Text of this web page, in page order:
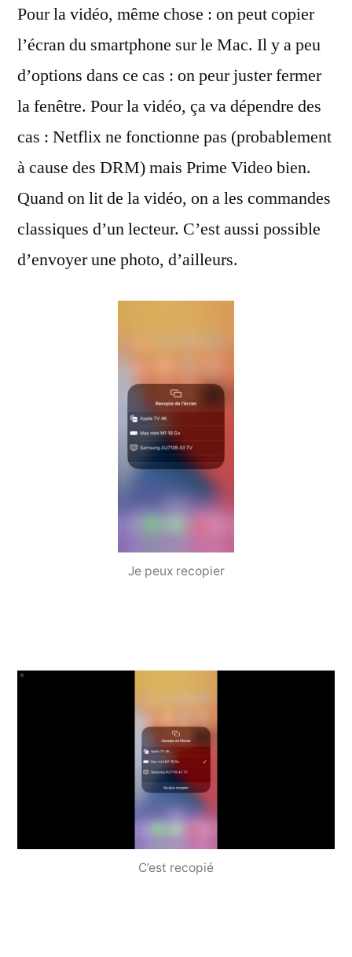
Pour la vidéo, même chose : on peut copier
l’écran du smartphone sur le Mac. Il y a peu
d’options dans ce cas : on peur juster fermer
la fenêtre. Pour la vidéo, ça va dépendre des
cas : Netflix ne fonctionne pas (probablement
à cause des DRM) mais Prime Video bien.
Quand on lit de la vidéo, on a les commandes
classiques d’un lecteur. C’est aussi possible
d’envoyer une photo, d’ailleurs.
Je peux recopier
C’est recopié